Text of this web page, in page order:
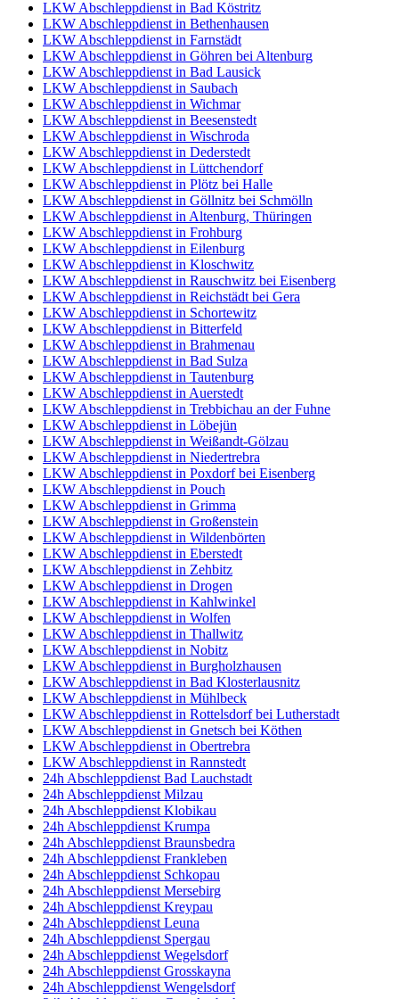
LKW Abschleppdienst in Bad Köstritz
LKW Abschleppdienst in Bethenhausen
LKW Abschleppdienst in Farnstädt
LKW Abschleppdienst in Göhren bei Altenburg
LKW Abschleppdienst in Bad Lausick
LKW Abschleppdienst in Saubach
LKW Abschleppdienst in Wichmar
LKW Abschleppdienst in Beesenstedt
LKW Abschleppdienst in Wischroda
LKW Abschleppdienst in Dederstedt
LKW Abschleppdienst in Lüttchendorf
LKW Abschleppdienst in Plötz bei Halle
LKW Abschleppdienst in Göllnitz bei Schmölln
LKW Abschleppdienst in Altenburg, Thüringen
LKW Abschleppdienst in Frohburg
LKW Abschleppdienst in Eilenburg
LKW Abschleppdienst in Kloschwitz
LKW Abschleppdienst in Rauschwitz bei Eisenberg
LKW Abschleppdienst in Reichstädt bei Gera
LKW Abschleppdienst in Schortewitz
LKW Abschleppdienst in Bitterfeld
LKW Abschleppdienst in Brahmenau
LKW Abschleppdienst in Bad Sulza
LKW Abschleppdienst in Tautenburg
LKW Abschleppdienst in Auerstedt
LKW Abschleppdienst in Trebbichau an der Fuhne
LKW Abschleppdienst in Löbejün
LKW Abschleppdienst in Weißandt-Gölzau
LKW Abschleppdienst in Niedertrebra
LKW Abschleppdienst in Poxdorf bei Eisenberg
LKW Abschleppdienst in Pouch
LKW Abschleppdienst in Grimma
LKW Abschleppdienst in Großenstein
LKW Abschleppdienst in Wildenbörten
LKW Abschleppdienst in Eberstedt
LKW Abschleppdienst in Zehbitz
LKW Abschleppdienst in Drogen
LKW Abschleppdienst in Kahlwinkel
LKW Abschleppdienst in Wolfen
LKW Abschleppdienst in Thallwitz
LKW Abschleppdienst in Nobitz
LKW Abschleppdienst in Burgholzhausen
LKW Abschleppdienst in Bad Klosterlausnitz
LKW Abschleppdienst in Mühlbeck
LKW Abschleppdienst in Rottelsdorf bei Lutherstadt
LKW Abschleppdienst in Gnetsch bei Köthen
LKW Abschleppdienst in Obertrebra
LKW Abschleppdienst in Rannstedt
24h Abschleppdienst Bad Lauchstadt
24h Abschleppdienst Milzau
24h Abschleppdienst Klobikau
24h Abschleppdienst Krumpa
24h Abschleppdienst Braunsbedra
24h Abschleppdienst Frankleben
24h Abschleppdienst Schkopau
24h Abschleppdienst Mersebirg
24h Abschleppdienst Kreypau
24h Abschleppdienst Leuna
24h Abschleppdienst Spergau
24h Abschleppdienst Wegelsdorf
24h Abschleppdienst Grosskayna
24h Abschleppdienst Wengelsdorf